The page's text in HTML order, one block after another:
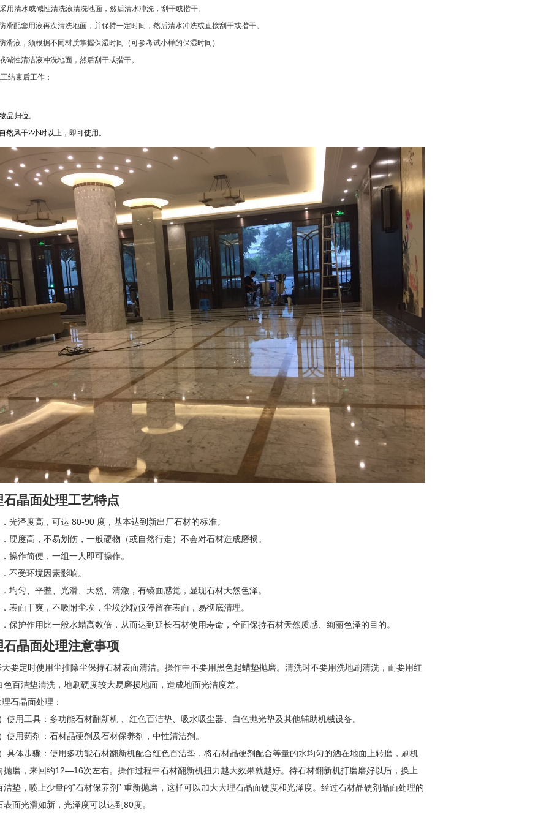
采用清水或碱性清洗液清洗地面，然后清水冲洗，刮干或揩干。
滑配套用液再次清洗地面，并保持一定时间，然后清水冲洗或直接刮干或揩干。
滑液，须根据不同材质掌握保湿时间（可参考试小样的保湿时间）
碱性清洁液冲洗地面，然后刮干或揩干。
结束后工作：
物品归位。
然风干2小时以上，即可使用。
石晶面处理工艺特点
光泽度高，可达 80-90 度，基本达到新出厂石材的标准。
硬度高，不易划伤，一般硬物（或自然行走）不会对石材造成磨损。
操作简便，一组一人即可操作。
不受环境因素影响。
均匀、平整、光滑、天然、清澈，有镜面感觉，显现石材天然色泽。
表面干爽，不吸附尘埃，尘埃沙粒仅停留在表面，易彻底清理。
保护作用比一般水蜡高数倍，从而达到延长石材使用寿命，全面保持石材天然质感、绚丽色泽的目的。
石晶面处理注意事项
天要定时使用尘推除尘保持石材表面清洁。操作中不要用黑色起蜡垫抛磨。清洗时不要用洗地刷清洗，而要用红
色百洁垫清洗，地刷硬度较大易磨损地面，造成地面光洁度差。
石晶面处理：
使用工具：多功能石材翻新机 、红色百洁垫、吸水吸尘器、白色抛光垫及其他辅助机械设备。
使用药剂：石材晶硬剂及石材保养剂，中性清洁剂。
具体步骤：使用多功能石材翻新机配合红色百洁垫，将石材晶硬剂配合等量的水均匀的洒在地面上转磨，刷机
抛磨，来回约12—16次左右。操作过程中石材翻新机扭力越大效果就越好。待石材翻新机打磨磨好以后，换上
洁垫，喷上少量的“石材保养剂” 重新抛磨，这样可以加大大理石晶面硬度和光泽度。经过石材晶硬剂晶面处理的
表面光滑如新，光泽度可以达到80度。